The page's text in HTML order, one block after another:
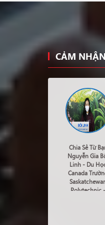
CẢM
Chia Sẻ Từ
Nguyễn Gia
Linh - Du
Canada
Polytechnic -